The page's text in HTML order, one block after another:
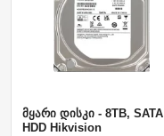
მყარი დისკი - 8TB, SATA
HDD Hikvision